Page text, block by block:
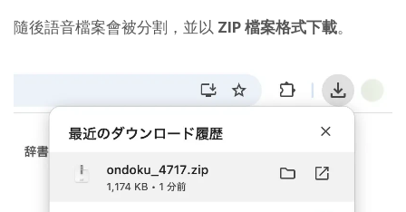
隨後語音檔案會被分割，並以 ZIP 檔案格式下載。